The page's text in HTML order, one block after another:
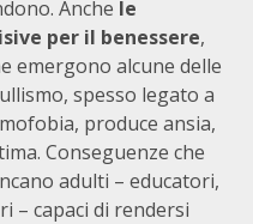
Anche le
per il benessere,
emergono alcune delle
spesso legato a
produce ansia,
Conseguenze che
adulti – educatori,
– capaci di rendersi